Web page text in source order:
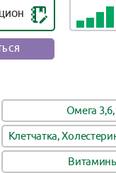
Омега
Клетчатка,